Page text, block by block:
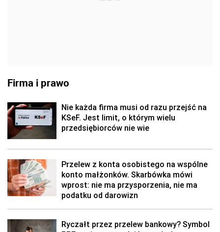
Firma i prawo
Nie każda firma musi od razu przejść na
KSeF. Jest limit, o którym wielu
przedsiębiorców nie wie
Przelew z konta osobistego na wspólne
konto małżonków. Skarbówka mówi
wprost: nie ma przysporzenia, nie ma
podatku od darowizn
Ryczałt przez przelew bankowy? Symbol